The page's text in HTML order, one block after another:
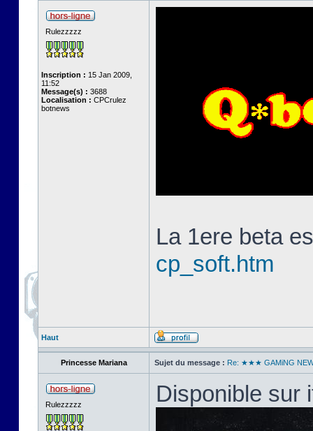
Rulezzzzz
Inscription : 15 Jan 2009,
11:52
Message(s) : 3688
Localisation : CPCrulez
botnews
La 1ere beta
cp_soft.htm
Haut
Princesse Mariana Sujet du message : Re: ★★★ GAMiNG
Rulezzzzz Disponible sur